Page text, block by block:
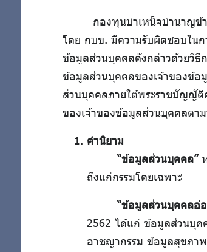
กองทุนบำเหน็จบำนาญข้
โดย กบข. มีความรับผิดชอบใน
ข้อมูลส่วนบุคคลดังกล่าวด้วยวิธี
ข้อมูลส่วนบุคคลของเจ้าของข้อ
ส่วนบุคคลภายใต้พระราชบัญญั
ของเจ้าของข้อมูลส่วนบุคคลตา
คำนิยาม
“ข้อมูลส่วนบุคคล”ห
ถึงแก่กรรมโดยเฉพาะ
“ข้อมูลส่วนบุคคลอ่
2562 ได้แก่ ข้อมูลส่วนบุค
อาชญากรรม ข้อมูลสุขภา